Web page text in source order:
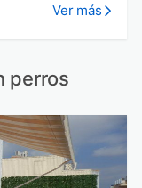
Ver más
perros